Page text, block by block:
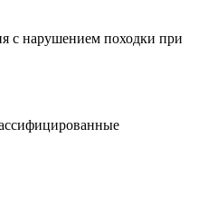
с нарушением походки при